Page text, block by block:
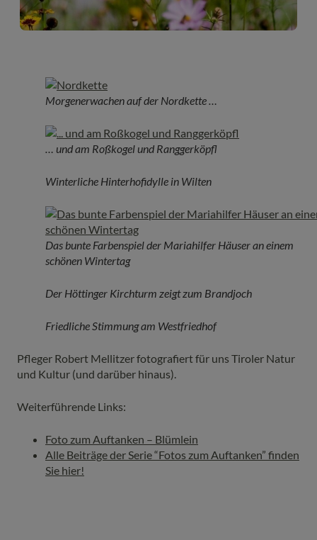
Morgenerwachen auf der Nordkette …
… und am Roßkogel und Ranggerköpfl
Winterliche Hinterhofidylle in Wilten
Das bunte Farbenspiel der Mariahilfer Häuser an einem
schönen Wintertag
Der Höttinger Kirchturm zeigt zum Brandjoch
Friedliche Stimmung am Westfriedhof
Pfleger Robert Mellitzer fotografiert für uns Tiroler Natur
und Kultur (und darüber hinaus).
Weiterführende Links:
Foto zum Auftanken – Blümlein
Alle Beiträge der Serie “Fotos zum Auftanken” finden
Sie hier!